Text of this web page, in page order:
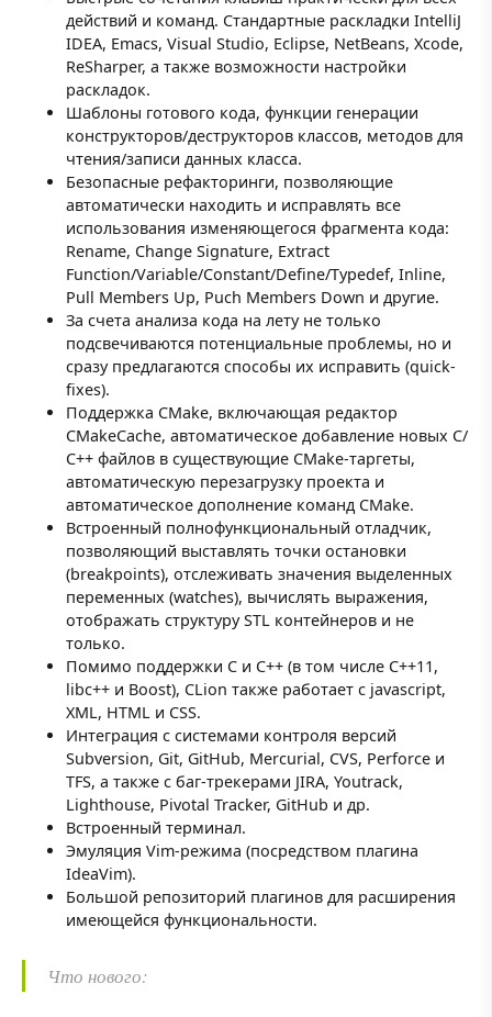
действий и команд. Стандартные раскладки IntelliJ
IDEA, Emacs, Visual Studio, Eclipse, NetBeans, Xcode,
ReSharper, а также возможности настройки
раскладок.
Шаблоны готового кода, функции генерации
конструкторов/деструкторов классов, методов для
чтения/записи данных класса.
Безопасные рефакторинги, позволяющие
автоматически находить и исправлять все
использования изменяющегося фрагмента кода:
Rename, Change Signature, Extract
Function/Variable/Constant/Define/Typedef, Inline,
Pull Members Up, Puch Members Down и другие.
За счета анализа кода на лету не только
подсвечиваются потенциальные проблемы, но и
сразу предлагаются способы их исправить (quick-
fixes).
Поддержка CMake, включающая редактор
CMakeCache, автоматическое добавление новых С/
С++ файлов в существующие CMake-таргеты,
автоматическую перезагрузку проекта и
автоматическое дополнение команд CMake.
Встроенный полнофункциональный отладчик,
позволяющий выставлять точки остановки
(breakpoints), отслеживать значения выделенных
переменных (watches), вычислять выражения,
отображать структуру STL контейнеров и не
только.
Помимо поддержки С и С++ (в том числе C++11,
libc++ и Boost), CLion также работает с jаvascript,
XML, HTML и CSS.
Интеграция с системами контроля версий
Subversion, Git, GitHub, Mercurial, CVS, Perforce и
TFS, а также с баг-трекерами JIRA, Youtrack,
Lighthouse, Pivotal Tracker, GitHub и др.
Встроенный терминал.
Эмуляция Vim-режима (посредством плагина
IdeaVim).
Большой репозиторий плагинов для расширения
имеющейся функциональности.
Что нового: